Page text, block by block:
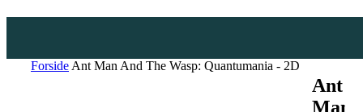
Forside Ant Man And The Wasp: Quantumania - 2D
Ant
Man